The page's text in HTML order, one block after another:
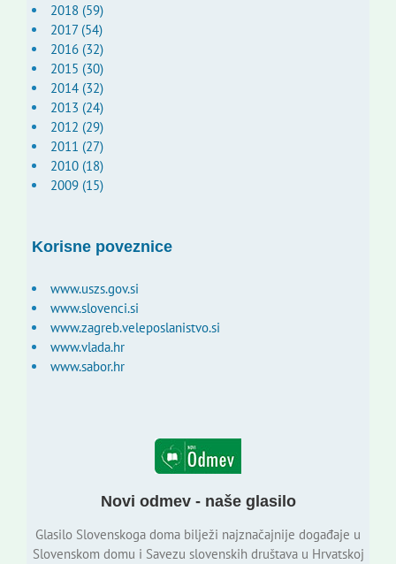
2018 (59)
2017 (54)
2016 (32)
2015 (30)
2014 (32)
2013 (24)
2012 (29)
2011 (27)
2010 (18)
2009 (15)
Korisne poveznice
www.uszs.gov.si
www.slovenci.si
www.zagreb.veleposlanistvo.si
www.vlada.hr
www.sabor.hr
Novi odmev - naše glasilo
Glasilo Slovenskoga doma bilježi najznačajnije događaje u
Slovenskom domu i Savezu slovenskih društava u Hrvatskoj